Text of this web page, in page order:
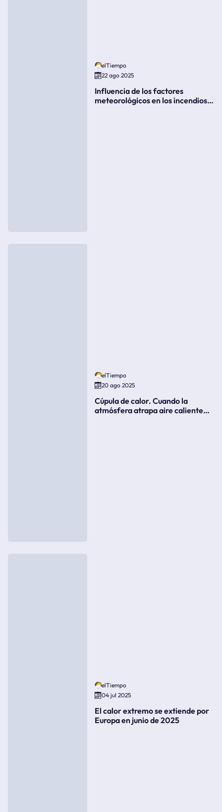
elTiempo
22 ago 2025
Influencia de los factores
meteorológicos en los incendios
elTiempo
20 ago 2025
Cúpula de calor. Cuando la
atmósfera atrapa aire caliente
elTiempo
04 jul 2025
El calor extremo se extiende por
Europa en junio de 2025